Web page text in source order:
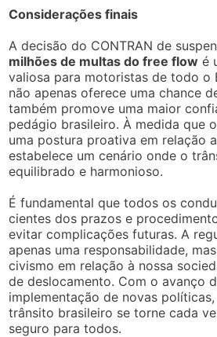
Considerações finais
A decisão do CONTRAN de
milhões de multas do free flow é
valiosa para motoristas de todo o
não apenas oferece uma chance
também promove uma maior
pedágio brasileiro. À medida que
uma postura proativa em relação
estabelece um cenário onde o
equilibrado e harmonioso.
É fundamental que todos os
cientes dos prazos e
evitar complicações futuras. A
apenas uma responsabilidade,
civismo em relação à nossa
de deslocamento. Com o avanço
implementação de novas
trânsito brasileiro se torne cada
seguro para todos.